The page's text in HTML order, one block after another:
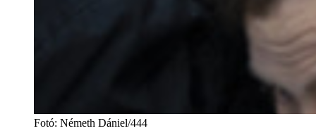
Fotó: Németh Dániel/444